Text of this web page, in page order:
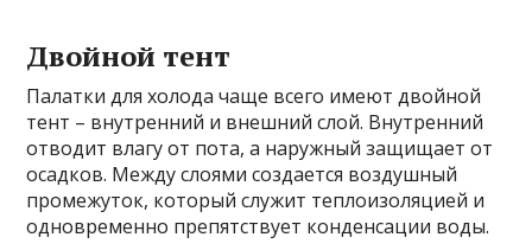
Двойной тент
Палатки для холода чаще всего имеют двойной
тент – внутренний и внешний слой. Внутренний
отводит влагу от пота, а наружный защищает от
осадков. Между слоями создается воздушный
промежуток, который служит теплоизоляцией и
одновременно препятствует конденсации воды.